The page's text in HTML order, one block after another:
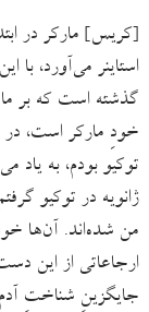
[کریس] مارکر در
استاینر می‌آورد،
گذشته است که بر ما
خودِ مارکر است، در
توکیو بودم، به‌ یاد
ژانویه در توکیو
من شده‌اند. آن‌ها
ارجاعاتی از این
جایگزینِ شناختِ